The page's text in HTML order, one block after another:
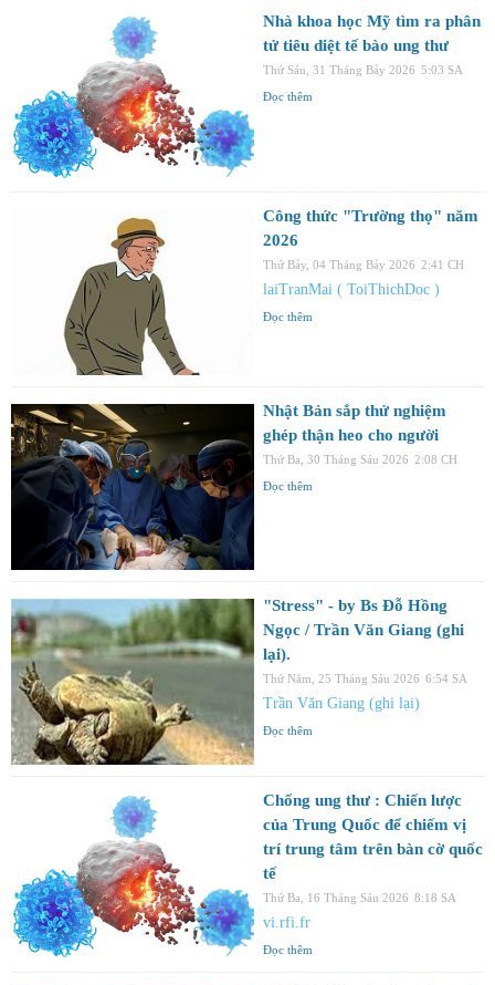
Nhà khoa học Mỹ tìm ra phân
tử tiêu diệt tế bào ung thư
Thứ Sáu, 31 Tháng Bảy 2026 5:03 SA
Đọc thêm
Công thức "Trường thọ" năm
2026
Thứ Bảy, 04 Tháng Bảy 2026 2:41 CH
laiTranMai ( ToiThichDoc )
Đọc thêm
Nhật Bản sắp thử nghiệm
ghép thận heo cho người
Thứ Ba, 30 Tháng Sáu 2026 2:08 CH
Đọc thêm
"Stress" - by Bs Đỗ Hồng
Ngọc / Trần Văn Giang (ghi
lại).
Thứ Năm, 25 Tháng Sáu 2026 6:54 SA
Trần Văn Giang (ghi lại)
Đọc thêm
Chống ung thư : Chiến lược
của Trung Quốc để chiếm vị
trí trung tâm trên bàn cờ quốc
tế
Thứ Ba, 16 Tháng Sáu 2026 8:18 SA
vi.rfi.fr
Đọc thêm